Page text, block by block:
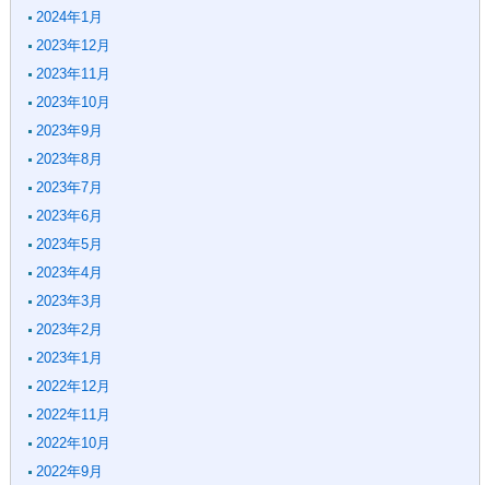
2024年1月
2023年12月
2023年11月
2023年10月
2023年9月
2023年8月
2023年7月
2023年6月
2023年5月
2023年4月
2023年3月
2023年2月
2023年1月
2022年12月
2022年11月
2022年10月
2022年9月